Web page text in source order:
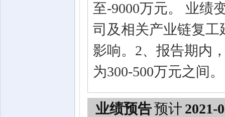
至-9000万元。 业绩
司及相关产业链复
影响。2、报告期内
为300-500万元之间。
业绩预告预计 2021-